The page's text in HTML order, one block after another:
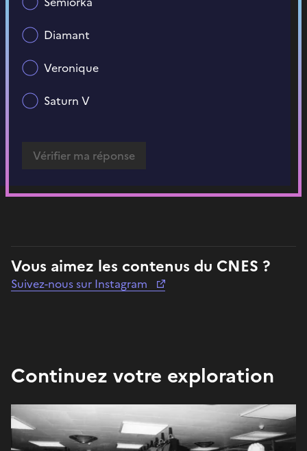
Diamant
Veronique
Saturn V
Vous aimez les contenus du CNES ?
Suivez-nous sur Instagram
Continuez votre exploration